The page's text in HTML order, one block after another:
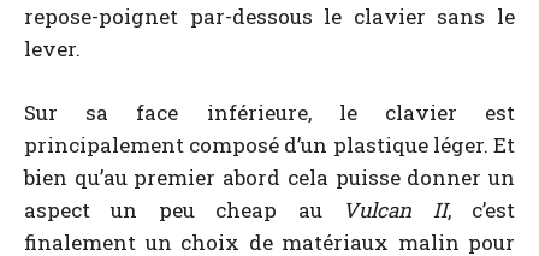
repose-poignet par-dessous le clavier sans le
lever.
Sur sa face inférieure, le clavier est
principalement composé d’un plastique léger. Et
bien qu’au premier abord cela puisse donner un
aspect un peu cheap au
Vulcan II, c’est
finalement un choix de matériaux malin pour